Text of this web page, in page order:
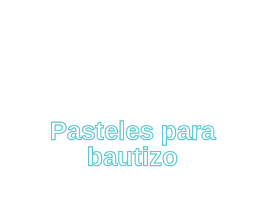
Pasteles para
bautizo